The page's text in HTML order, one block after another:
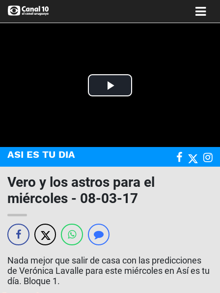
Play
ASI ES TU DIA
Vero y los astros para el
miércoles - 08-03-17
Nada mejor que salir de casa con las predicciones
de Verónica Lavalle para este miércoles en Así es tu
día. Bloque 1.